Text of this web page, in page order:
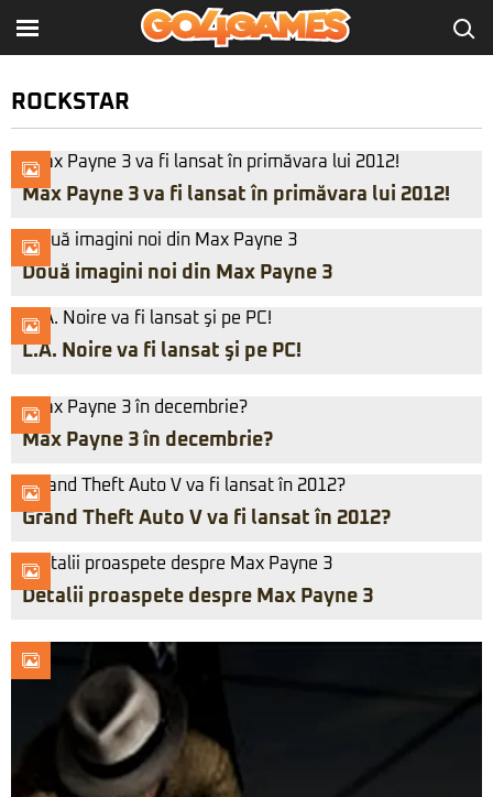
ROCKSTAR
Max Payne 3 va fi lansat în primăvara lui 2012!
Două imagini noi din Max Payne 3
L.A. Noire va fi lansat şi pe PC!
Max Payne 3 în decembrie?
Grand Theft Auto V va fi lansat în 2012?
Detalii proaspete despre Max Payne 3